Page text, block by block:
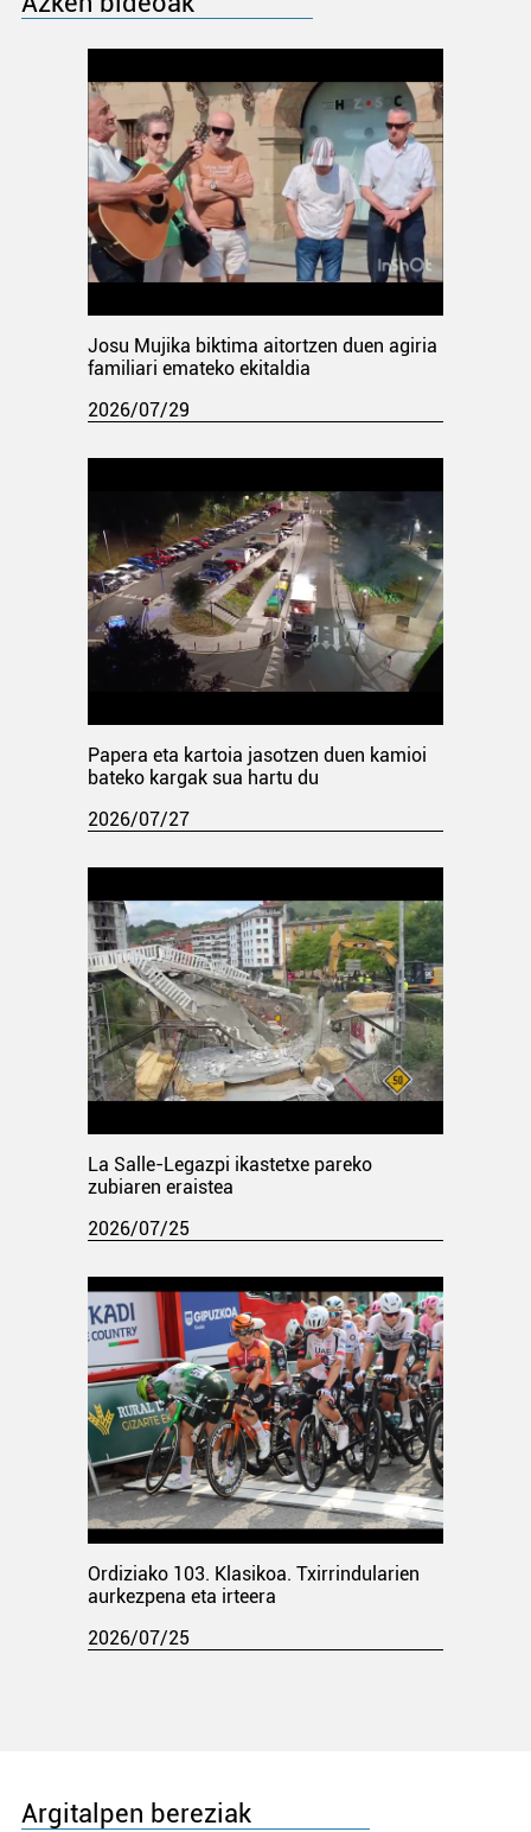
Josu Mujika biktima aitortzen duen agiria
familiari emateko ekitaldia
2026/07/29
Papera eta kartoia jasotzen duen kamioi
bateko kargak sua hartu du
2026/07/27
La Salle-Legazpi ikastetxe pareko
zubiaren eraistea
2026/07/25
Ordiziako 103. Klasikoa. Txirrindularien
aurkezpena eta irteera
2026/07/25
Argitalpen bereziak